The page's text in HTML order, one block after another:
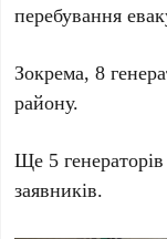
перебування
Зокрема, 8
району.
Ще 5
заявників.